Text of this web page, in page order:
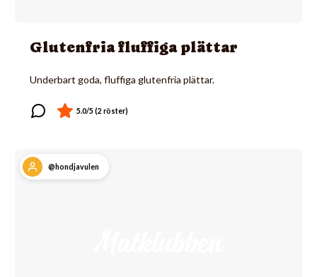
Glutenfria fluffiga plättar
Underbart goda, fluffiga glutenfria plättar.
@hondjavulen